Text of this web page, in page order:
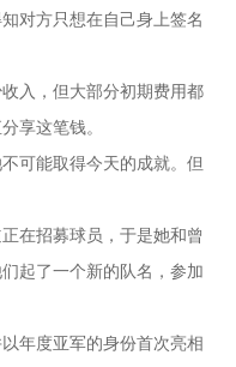
对方只想在自己身上签名
入，但大部分初期费用都
享这笔钱。
可能取得今天的成就。但
在招募球员，于是她和曾
起了一个新的队名，参加
年度亚军的身份首次亮相